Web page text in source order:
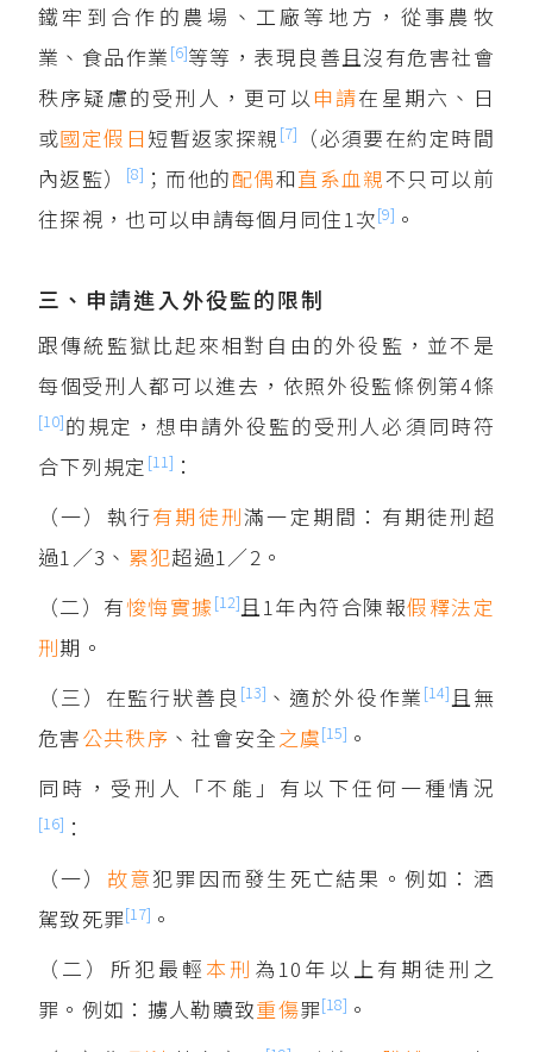
鐵牢到合作的農場、工廠等地方，從事農牧
業、食品作業 [6]等等，表現良善且沒有危害社會
秩序疑慮的受刑人，更可以 申請在星期六、日
或國定假日 短暫返家探親 [7]
（必須要在約定時間
內返監）
[8] ；而他的配偶和直系血親不只可以前
往探視，也可以申請每個月同住1次[9] 。
三、申請進入外役監的限制
跟傳統監獄比起來相對自由的外役監，並不是
每個受刑人都可以進去，依照外役監條例第4條
[10]的規定，想申請外役監的受刑人必須同時符
合下列規定 [11] ：
（一）執行有期徒刑滿一定期間：有期徒刑超
過1／3、 累犯超過1／2。
（二）有悛悔實據 [12]且1年內符合陳報假釋法定
刑期。
（三）在監行狀善良 [13] 、適於外役作業 [14]且無
危害公共秩序 、社會安全之虞[15] 。
同時，受刑人「不能」有以下任何一種情況
[16] ：
（一） 故意犯罪因而發生死亡結果。例如：酒
駕致死罪[17] 。
（二）所犯最輕 本刑 為10年以上有期徒刑之
罪。例如：擄人勒贖致重傷罪[18] 。